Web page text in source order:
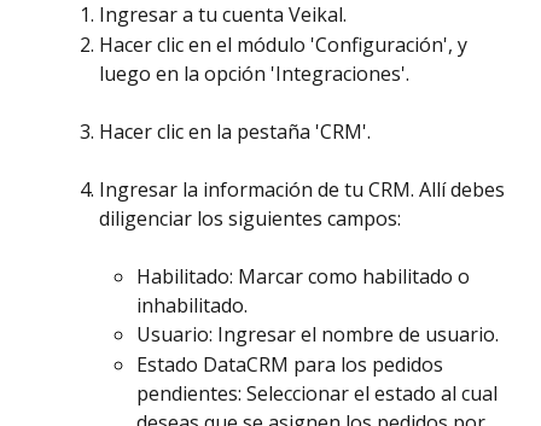
Ingresar a tu cuenta Veikal.
Hacer clic en el módulo 'Configuración', y
luego en la opción 'Integraciones'.
Hacer clic en la pestaña 'CRM'.
Ingresar la información de tu CRM. Allí debes
diligenciar los siguientes campos:
Habilitado: Marcar como habilitado o
inhabilitado.
Usuario: Ingresar el nombre de usuario.
Estado DataCRM para los pedidos
pendientes: Seleccionar el estado al cual